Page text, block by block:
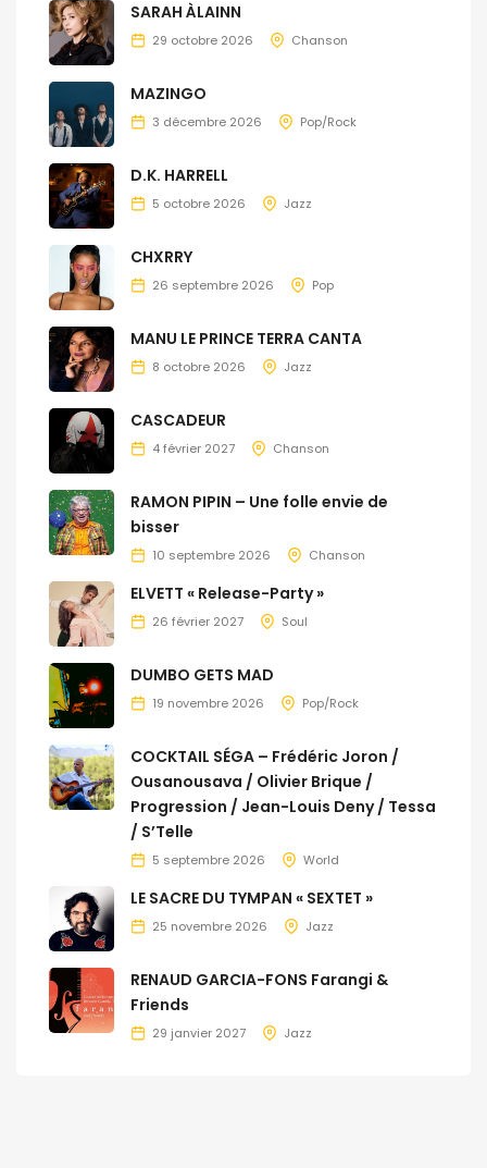
SARAH ÀLAINN
29 octobre 2026 Chanson
MAZINGO
3 décembre 2026 Pop/Rock
D.K. HARRELL
5 octobre 2026 Jazz
CHXRRY
26 septembre 2026 Pop
MANU LE PRINCE TERRA CANTA
8 octobre 2026 Jazz
CASCADEUR
4 février 2027 Chanson
RAMON PIPIN – Une folle envie de
bisser
10 septembre 2026 Chanson
ELVETT « Release-Party »
26 février 2027 Soul
DUMBO GETS MAD
19 novembre 2026 Pop/Rock
COCKTAIL SÉGA – Frédéric Joron /
Ousanousava / Olivier Brique /
Progression / Jean-Louis Deny / Tessa
/ S’Telle
5 septembre 2026 World
LE SACRE DU TYMPAN « SEXTET »
25 novembre 2026 Jazz
RENAUD GARCIA-FONS Farangi &
Friends
29 janvier 2027 Jazz